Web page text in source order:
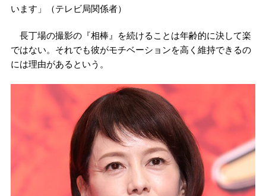
います」（テレビ局関係者）
長丁場の撮影の『相棒』を続けることは年齢的に決して楽
ではない。それでも彼がモチベーションを高く維持できるの
には理由があるという。